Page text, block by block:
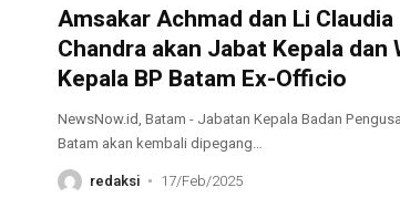
Amsakar Achmad dan Li Claudia
Chandra akan Jabat Kepala dan
Kepala BP Batam Ex-Officio
NewsNow.id, Batam - Jabatan Kepala Badan
Batam akan kembali dipegang…
redaksi
17/Feb/2025